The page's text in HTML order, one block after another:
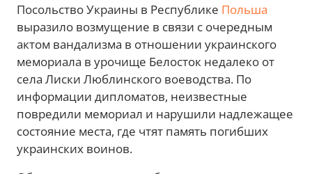
Посольство Украины в Республике Польша
выразило возмущение в связи с очередным
актом вандализма в отношении украинского
мемориала в урочище Белосток недалеко от
села Лиски Люблинского воеводства. По
информации дипломатов, неизвестные
повредили мемориал и нарушили надлежащее
состояние места, где чтят память погибших
украинских воинов.